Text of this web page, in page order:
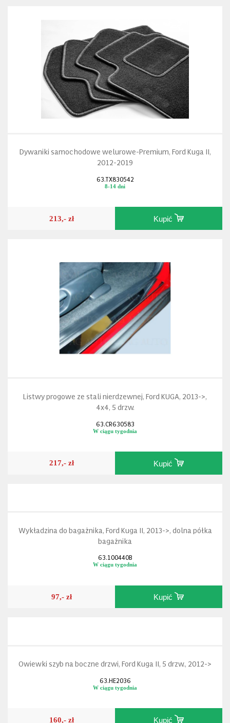
Dywaniki samochodowe welurowe-Premium, Ford Kuga II,
2012-2019
63.TX830542
8-14 dni
213,- zł Kupić
Listwy progowe ze stali nierdzewnej, Ford KUGA, 2013->,
4x4, 5 drzw.
63.CR630583
W ciągu tygodnia
217,- zł Kupić
Wykładzina do bagażnika, Ford Kuga II, 2013->, dolna półka
bagażnika
63.100440B
W ciągu tygodnia
97,- zł Kupić
Owiewki szyb na boczne drzwi, Ford Kuga II, 5 drzw., 2012->
63.HE2036
W ciągu tygodnia
160,- zł Kupić